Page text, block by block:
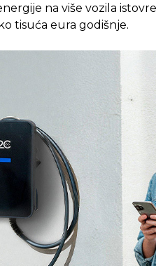
na više vozila
tisuća eura godišnje.